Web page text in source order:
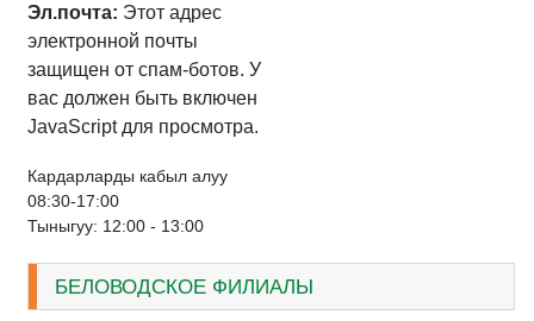
Эл.почта: Этот адрес
электронной почты
защищен от спам-ботов. У
вас должен быть включен
JavaScript для просмотра.
Кардарларды кабыл алуу
08:30-17:00
Тыныгуу: 12:00 - 13:00
БЕЛОВОДСКОЕ ФИЛИАЛЫ